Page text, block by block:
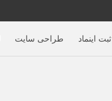
ثبت اینماد طراحی سایت